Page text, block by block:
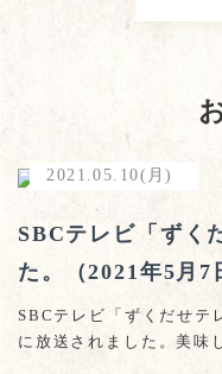
2021.05.10(月)
SBCテレビ「ずく
た。（2021年5月7
SBCテレビ「ずくだせテ
に放送されました。美味